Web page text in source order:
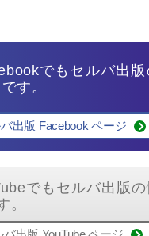
でもセルバ出
す。
出版 Facebook ページ
でもセルバ出版
。